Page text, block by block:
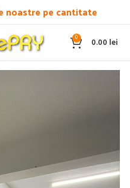
noastre pe cantitate
0 0.00 lei